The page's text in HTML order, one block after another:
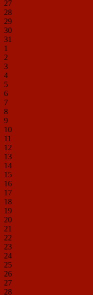
27
28
29
30
31
1
2
3
4
5
6
7
8
9
10
11
12
13
14
15
16
17
18
19
20
21
22
23
24
25
26
27
28